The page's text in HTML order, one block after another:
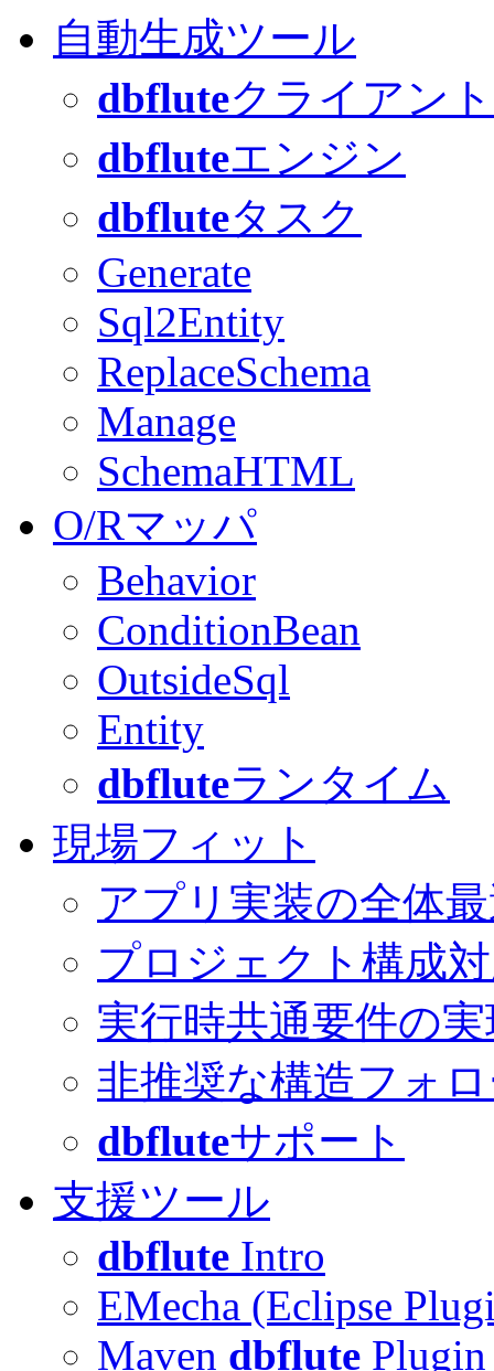
自動生成ツール
dbfluteクライアント
dbfluteエンジン
dbfluteタスク
Generate
Sql2Entity
ReplaceSchema
Manage
SchemaHTML
O/Rマッパ
Behavior
ConditionBean
OutsideSql
Entity
dbfluteランタイム
現場フィット
アプリ実装の全体
プロジェクト構成
実行時共通要件の
非推奨な構造フォ
dbfluteサポート
支援ツール
dbflute Intro
EMecha (Eclipse
Maven dbflute Plugin